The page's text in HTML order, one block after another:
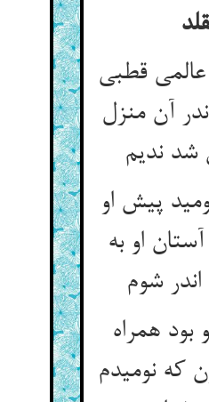
قطبی
آن منزل
ندیم‏
پیش او
او به
اندر شوم‏
بود همراه
نومیدم